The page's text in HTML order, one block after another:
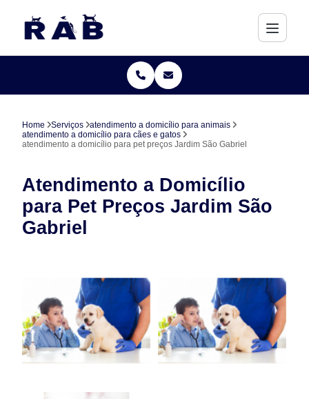
Home Serviços
atendimento a domicílio para animais
atendimento a domicílio para cães e gatos
atendimento a domicílio para pet preços Jardim São Gabriel
Atendimento a Domicílio
para Pet Preços Jardim São
Gabriel